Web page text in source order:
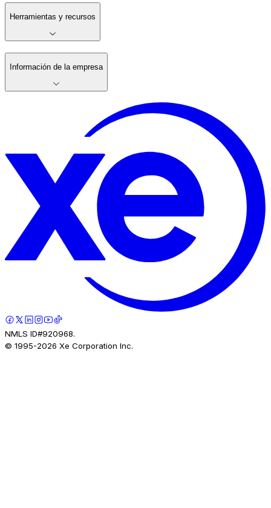
Herramientas y recursos
Información de la empresa
NMLS ID#920968.
© 1995-2026 Xe Corporation Inc.